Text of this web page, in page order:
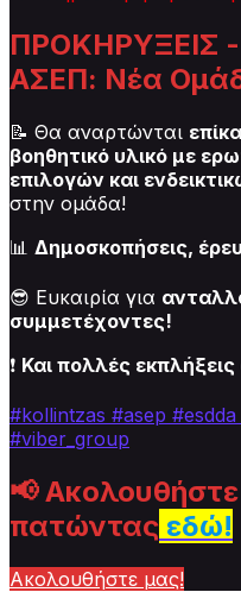
ΠΡΟΚΗΡΥΞΕΙΣ
ΑΣΕΠ: Νέα
📝 Θα αναρτώνται
βοηθητικό υλικό με
επιλογών και
στην ομάδα!
📊 Δημοσκοπήσεις,
😎 Ευκαιρία για
συμμετέχοντες!
❗ Και πολλές
#kollintzas #asep
#viber_group
📢
πατώντας εδώ!
Ακολουθήστε μας!